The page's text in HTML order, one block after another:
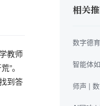
教师
”。
到答
相关
数字德
智能体
师声 |